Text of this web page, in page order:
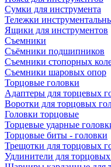
Сумки для инструмента
Тележки
Ящики для инструментов
Съемники
Съёмники подшипников
Съемники стопорных
Съемники шаровых опор
Торцовые головки
Адаптеры для торцевых
Воротки для торцовых
Головки торцовые
Торцевые ударные
Торцовые биты - головки
Трещотки для торцовых
Удлинители для